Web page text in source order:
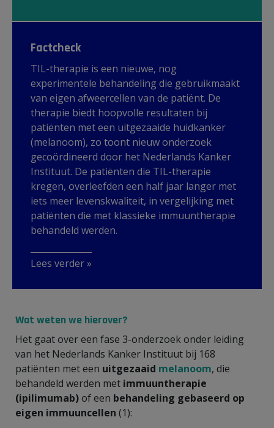
Factcheck
TIL-therapie is een nieuwe, nog
experimentele behandeling die gebruikmaakt
van eigen afweercellen van de patiënt. De
therapie biedt hoopvolle resultaten bij
patiënten met een uitgezaaide huidkanker
(melanoom), zo toont nieuw onderzoek
gecoördineerd door het Nederlands Kanker
Instituut. De patiënten die TIL-therapie
kregen, overleefden een half jaar langer met
iets meer levenskwaliteit, in vergelijking met
patiënten die met klassieke immuuntherapie
behandeld werden.
Lees verder »
Wat weten we hierover?
Het gaat over een fase 3-onderzoek onder leiding
van het Nederlands Kanker Instituut bij 168
patiënten met een uitgezaaid melanoom, die
behandeld werden met immuuntherapie
(ipilimumab)of een behandeling gebaseerd op
eigen immuuncellen (1):